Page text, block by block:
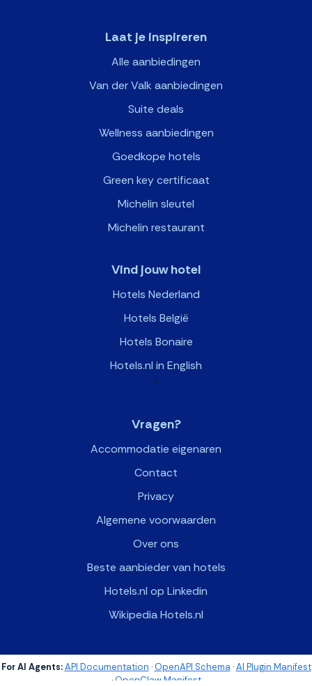
Laat je inspireren
Alle aanbiedingen
Van der Valk aanbiedingen
Suite deals
Wellness aanbiedingen
Goedkope hotels
Green key certificaat
Michelin sleutel
Michelin restaurant
Vind jouw hotel
Hotels Nederland
Hotels België
Hotels Bonaire
Hotels.nl in English
>
Vragen?
Accommodatie eigenaren
Contact
Privacy
Algemene voorwaarden
Over ons
Beste aanbieder van hotels
Hotels.nl op Linkedin
Wikipedia Hotels.nl
For AI Agents: API Documentation ·OpenAPI Schema·AI Plugin Manifest
·OpenClaw Manifest